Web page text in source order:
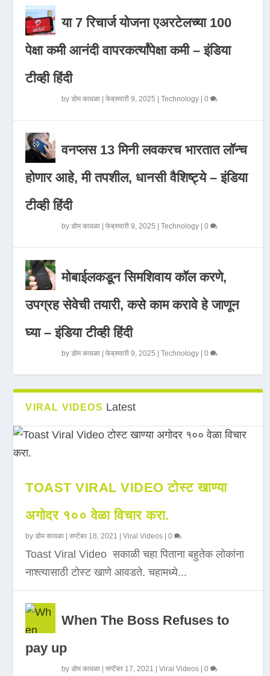
या 7 रिचार्ज योजना एअरटेलच्या 100
पेक्षा कमी आनंदी वापरकर्त्यांपेक्षा कमी – इंडिया
टीव्ही हिंदी
byडोम कावळा |फेब्रुवारी 9, 2025 |Technology |0
वनप्लस 13 मिनी लवकरच भारतात लॉन्च
होणार आहे, मी तपशील, धानसी वैशिष्ट्ये – इंडिया
टीव्ही हिंदी
byडोम कावळा |फेब्रुवारी 9, 2025 |Technology |0
मोबाईलकडून सिमशिवाय कॉल करणे,
उपग्रह सेवेची तयारी, कसे काम करावे हे जाणून
घ्या – इंडिया टीव्ही हिंदी
byडोम कावळा |फेब्रुवारी 9, 2025 |Technology |0
VIRAL VIDEOS Latest
TOAST VIRAL VIDEO टोस्ट खाण्या
अगोदर १०० वेळा विचार करा.
byडोम कावळा |सप्टेंबर 18, 2021 |Viral Videos |0
Toast Viral Video सकाळी चहा पिताना बहुतेक लोकांना
नाश्त्यासाठी टोस्ट खाणे आवडते. चहामध्ये...
When The Boss Refuses to
pay up
byडोम कावळा |सप्टेंबर 17, 2021 |Viral Videos |0